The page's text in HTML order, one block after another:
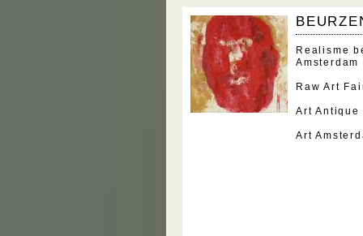
Realisme
Raw Art
Art
Art